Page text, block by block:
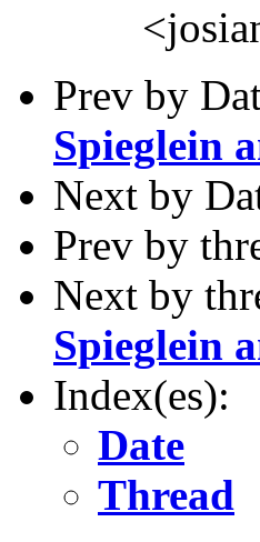
Prev by
Spieglein
Next by
Prev by
Next by
Spieglein
Index(es):
Date
Thread